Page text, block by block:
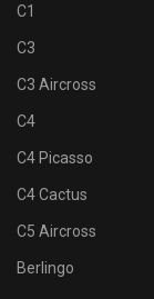
C1
C3
C3 Aircross
C4
C4 Picasso
C4 Cactus
C5 Aircross
Berlingo